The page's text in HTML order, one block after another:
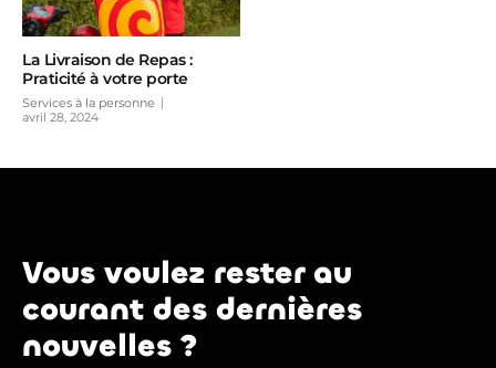
La Livraison de Repas :
Praticité à votre porte
Services à la personne
avril 28, 2024
Vous voulez rester au
courant des dernières
nouvelles ?